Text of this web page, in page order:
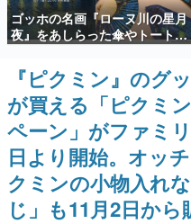
新世代に訊く
これからのデジタ
の姿を追い、彼ら
ゲーム世代の
ゲームに多大な影
日本のコンテンツ
画です。
日本モバイル
日本のモバイルゲ
ルを網羅するほか
解説を掲載。約20
ゴッホの名画『ローヌ川の星月
夜』をあしらった傘やトートバ
ッグなどが登場。8月7日21時よ
り2日間限定で予約販売
『ピクミン』のグ
が買える「ピクミ
ペーン」がファミ
日より開始。オッ
クミンの小物入れ
じ」も11月2日から